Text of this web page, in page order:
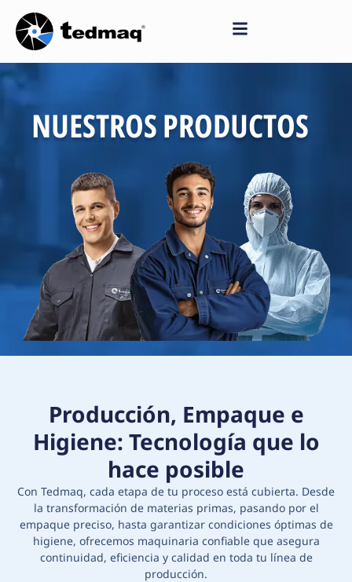
Saltar
al
contenido
NUESTROS PRODUCTOS
Producción, Empaque e
Higiene: Tecnología que lo
hace posible
Con Tedmaq, cada etapa de tu proceso está cubierta. Desde
la transformación de materias primas, pasando por el
empaque preciso, hasta garantizar condiciones óptimas de
higiene, ofrecemos maquinaria confiable que asegura
continuidad, eficiencia y calidad en toda tu línea de
producción.